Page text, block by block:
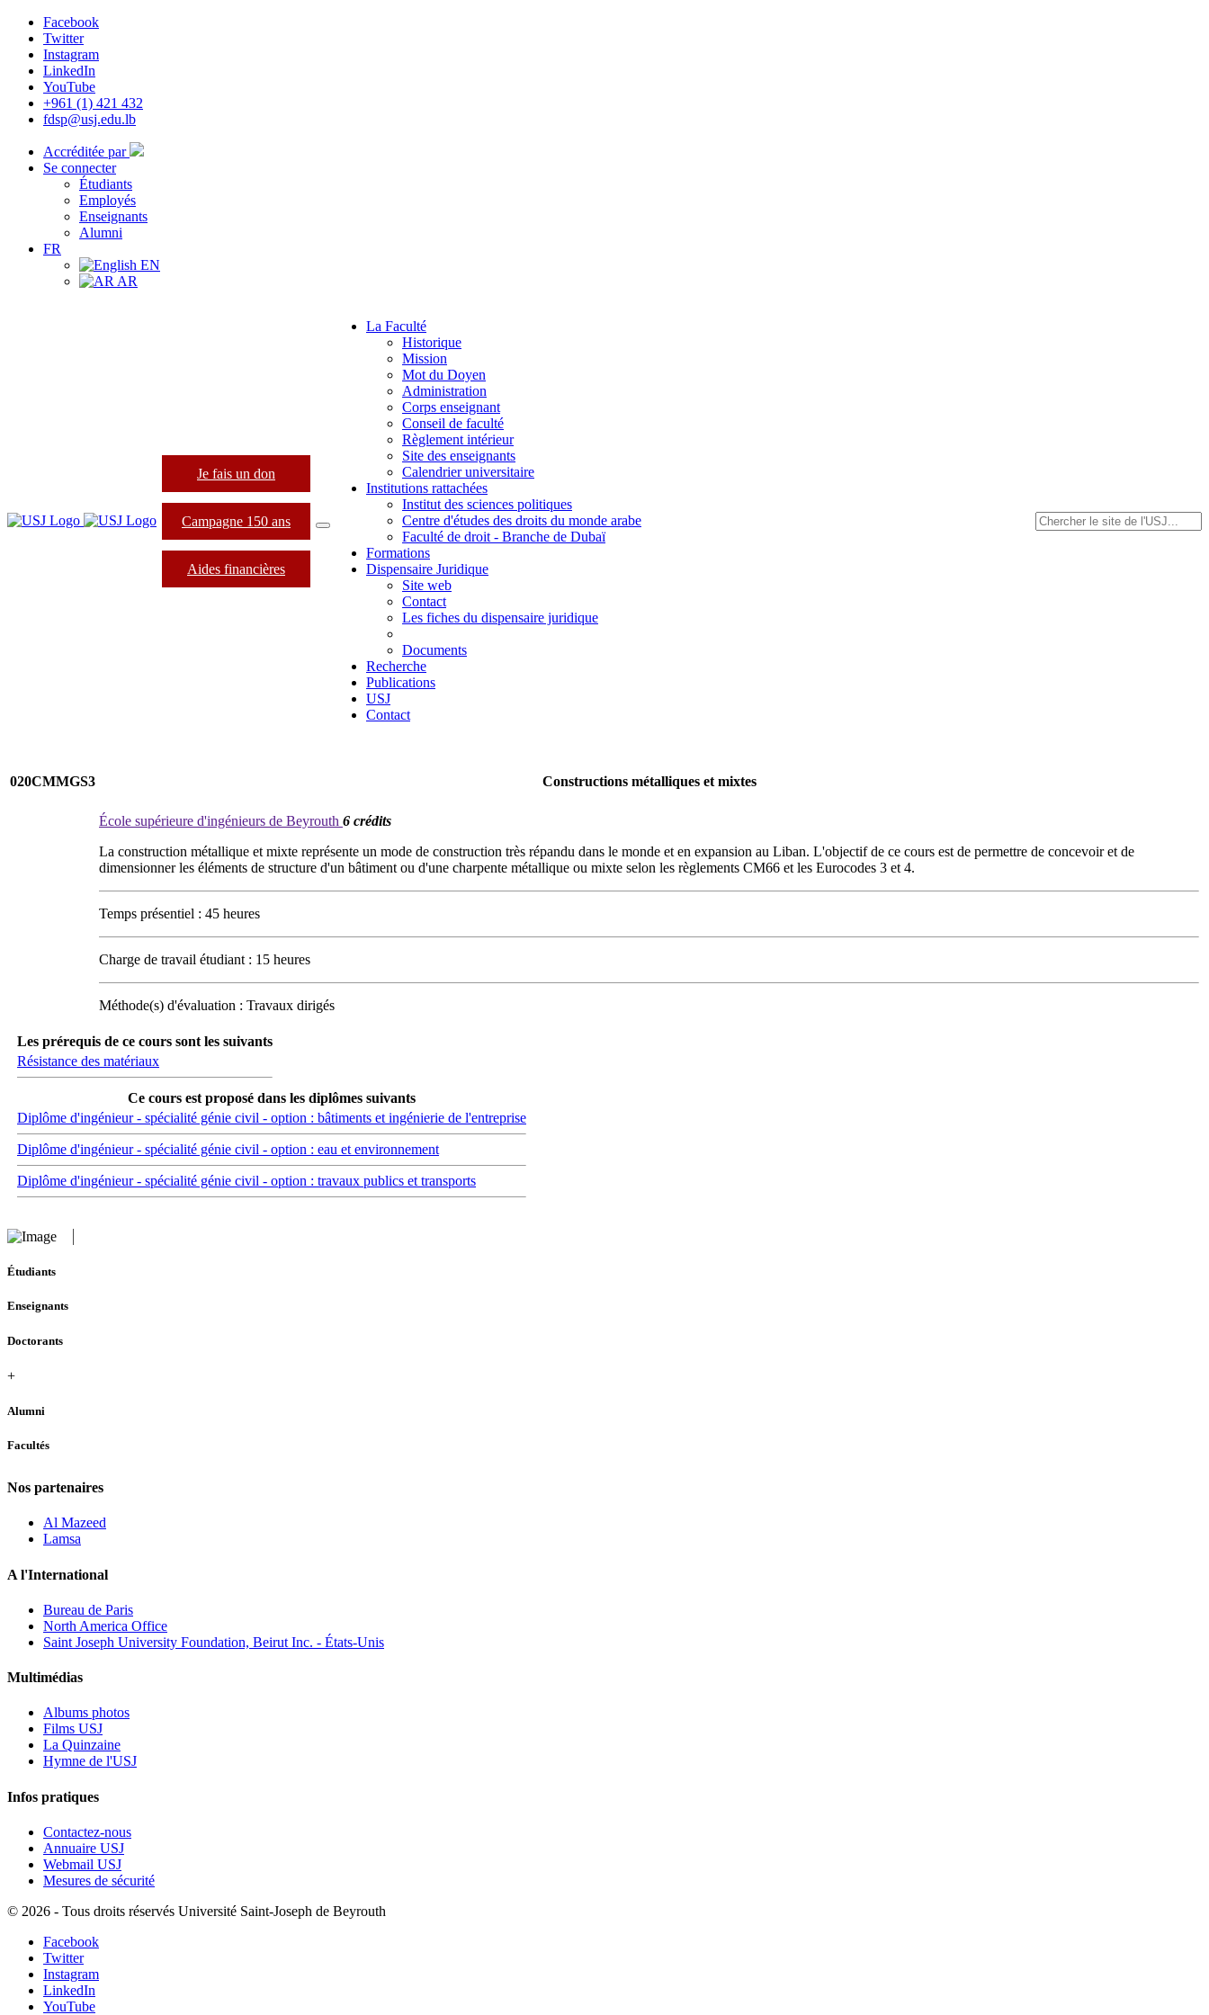
Facebook
Twitter
Instagram
LinkedIn
YouTube
+961 (1) 421 432
fdsp@usj.edu.lb
Accréditée par
Se connecter
Étudiants
Employés
Enseignants
Alumni
FR
EN
AR
Je fais un don
Campagne 150 ans
Aides financières
La Faculté
Historique
Mission
Mot du Doyen
Administration
Corps enseignant
Conseil de faculté
Règlement intérieur
Site des enseignants
Calendrier universitaire
Institutions rattachées
Institut des sciences politiques
Centre d'études des droits du monde arabe
Faculté de droit - Branche de Dubaï
Formations
Dispensaire Juridique
Site web
Contact
Les fiches du dispensaire juridique
Documents
Recherche
Publications
USJ
Contact
020CMMGS3 Constructions métalliques et mixtes
École supérieure d'ingénieurs de Beyrouth 6 crédits
La construction métallique et mixte représente un mode de construction très répandu dans le monde et en expansion au Liban. L'objectif de ce cours est de permettre de concevoir et de
dimensionner les éléments de structure d'un bâtiment ou d'une charpente métallique ou mixte selon les règlements CM66 et les Eurocodes 3 et 4.
Temps présentiel : 45 heures
Charge de travail étudiant : 15 heures
Méthode(s) d'évaluation : Travaux dirigés
Les prérequis de ce cours sont les suivants
Résistance des matériaux
Ce cours est proposé dans les diplômes suivants
Diplôme d'ingénieur - spécialité génie civil - option : bâtiments et ingénierie de l'entreprise
Diplôme d'ingénieur - spécialité génie civil - option : eau et environnement
Diplôme d'ingénieur - spécialité génie civil - option : travaux publics et transports
Étudiants
Enseignants
Doctorants
+
Alumni
Facultés
Nos partenaires
Al Mazeed
Lamsa
A l'International
Bureau de Paris
North America Office
Saint Joseph University Foundation, Beirut Inc. - États-Unis
Multimédias
Albums photos
Films USJ
La Quinzaine
Hymne de l'USJ
Infos pratiques
Contactez-nous
Annuaire USJ
Webmail USJ
Mesures de sécurité
© 2026 - Tous droits réservés Université Saint-Joseph de Beyrouth
Facebook
Twitter
Instagram
LinkedIn
YouTube